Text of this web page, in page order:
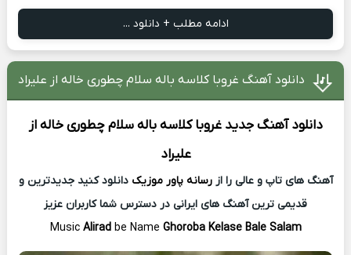
ادامه مطلب + دانلود ...
دانلود آهنگ غروبا کلاسه باله سلام چطوری خاله از علیراد
دانلود آهنگ جدید غروبا کلاسه باله سلام چطوری خاله از
علیراد
آهنگ های تاپ و عالی را ازرسانه پاور موزیک دانلود کنید جدیدترین و
قدیمی ترین آهنگ های ایرانی در دسترس شما کاربران عزیز
MusicAlirad be Name Ghoroba Kelase Bale Salam